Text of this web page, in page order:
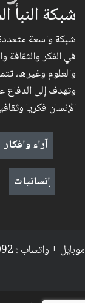
شبكة النبأ
شبكة واسعة
في الفكر والثقافة
والعلوم وغيرها،
وتهدف إلى الدفاع
الإنسان فكريا
آراء وافكار
إنسانيات
موبايل + واتساب : 009647902409092